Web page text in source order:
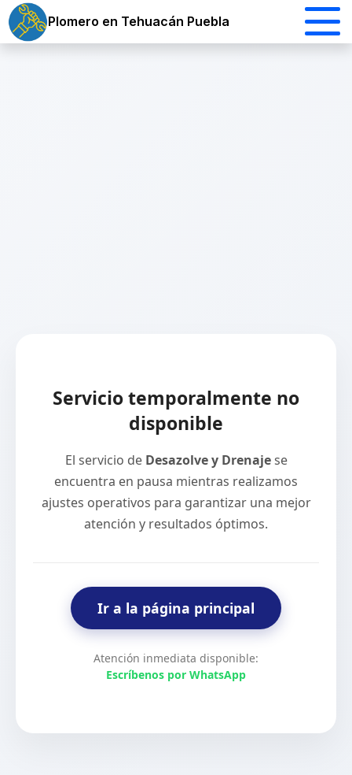
Plomero en Tehuacán Puebla
Servicio temporalmente no
disponible
El servicio de Desazolve y Drenajese
encuentra en pausa mientras realizamos
ajustes operativos para garantizar una mejor
atención y resultados óptimos.
Ir a la página principal
Atención inmediata disponible:
Escríbenos por WhatsApp